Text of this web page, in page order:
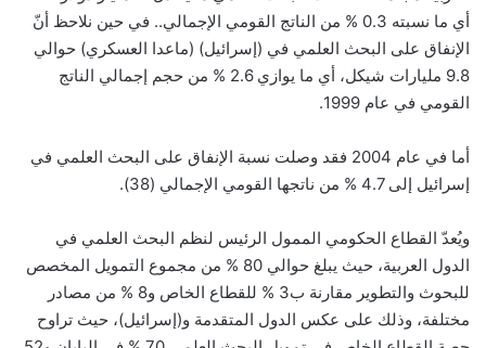
أي ما نسبته 0.3 % من الناتج القومي الإجمالي.. في حين نلاحظ أنّ
الإنفاق على البحث العلمي في (إسرائيل) (ماعدا العسكري) حوالي
9.8 مليارات شيكل، أي ما يوازي 2.6 % من حجم إجمالي الناتج
القومي في عام 1999.
أما في عام 2004 فقد وصلت نسبة الإنفاق على البحث العلمي في
إسرائيل إلى 4.7 % من ناتجها القومي الإجمالي (38).
ويُعدّ القطاع الحكومي الممول الرئيس لنظم البحث العلمي في
الدول العربية، حيث يبلغ حوالي 80 % من مجموع التمويل المخصص
للبحوث والتطوير مقارنة ب3 % للقطاع الخاص و8 % من مصادر
مختلفة، وذلك على عكس الدول المتقدمة و(إسرائيل)، حيث تراوح